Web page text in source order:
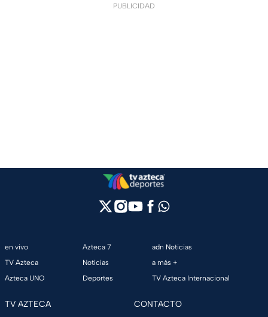
PUBLICIDAD
en vivo
TV Azteca
Azteca UNO
Azteca 7
Noticias
Deportes
adn Noticias
a más +
TV Azteca Internacional
TV AZTECA CONTACTO